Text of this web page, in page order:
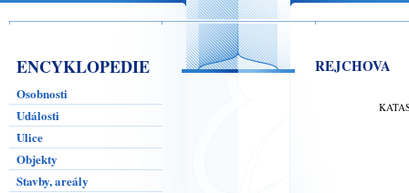
ENCYKLOPEDIE
Osobnosti
Události
Ulice
Objekty
Stavby, areály
REJCHOVA